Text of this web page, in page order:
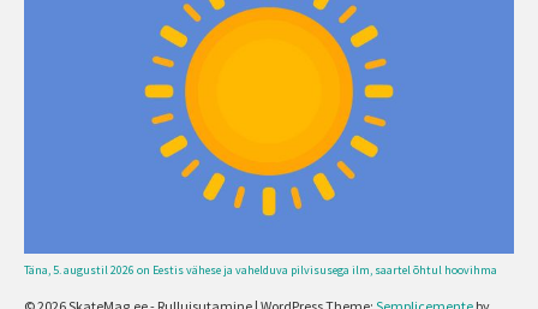
Täna, 5. augustil 2026 on Eestis vähese ja vahelduva pilvisusega ilm, saartel õhtul hoovihma